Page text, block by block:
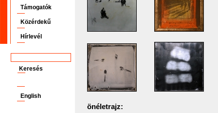
Támogatók
Közérdekű
Hírlevél
English
önéletrajz: